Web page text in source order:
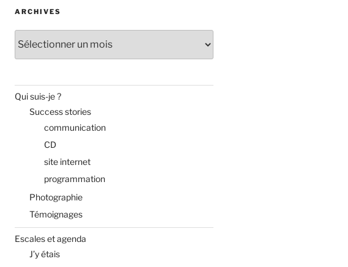
ARCHIVES
Qui suis-je ?
Success stories
communication
CD
site internet
programmation
Photographie
Témoignages
Escales et agenda
J’y étais